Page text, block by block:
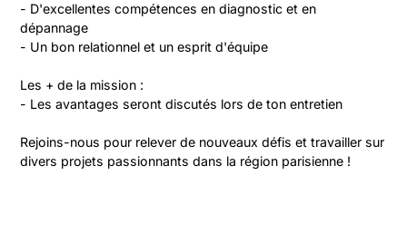
- D'excellentes compétences en diagnostic et en
dépannage
- Un bon relationnel et un esprit d'équipe
Les + de la mission :
- Les avantages seront discutés lors de ton entretien
Rejoins-nous pour relever de nouveaux défis et travailler sur
divers projets passionnants dans la région parisienne !